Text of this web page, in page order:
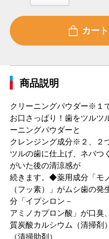
商品説明
クリーニングパウダー※１
お口さっぱり！歯をツルツ
ーニングパウダーと
クレンジング成分※２、２
ツルの歯に仕上げ、ネバつ
がいた後の清涼感が
続きます。◆薬用成分「モ
（フッ素）」がムシ歯の
分「イプシロン－
アミノカプロン酸」が口
質炭酸カルシウム（清掃
（清掃助剤）